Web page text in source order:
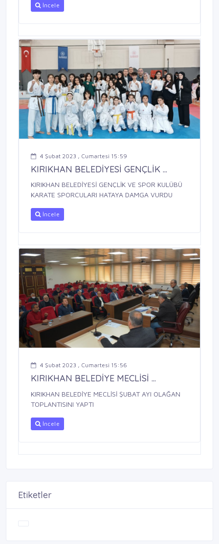
İncele
4 Şubat 2023 , Cumartesi 15:59
KIRIKHAN BELEDİYESİ GENÇLİK ...
KIRIKHAN BELEDİYESİ GENÇLİK VE SPOR KULÜBÜ
KARATE SPORCULARI HATAYA DAMGA VURDU
İncele
4 Şubat 2023 , Cumartesi 15:56
KIRIKHAN BELEDİYE MECLİSİ ...
KIRIKHAN BELEDİYE MECLİSİ ŞUBAT AYI OLAĞAN
TOPLANTISINI YAPTI
İncele
Etiketler